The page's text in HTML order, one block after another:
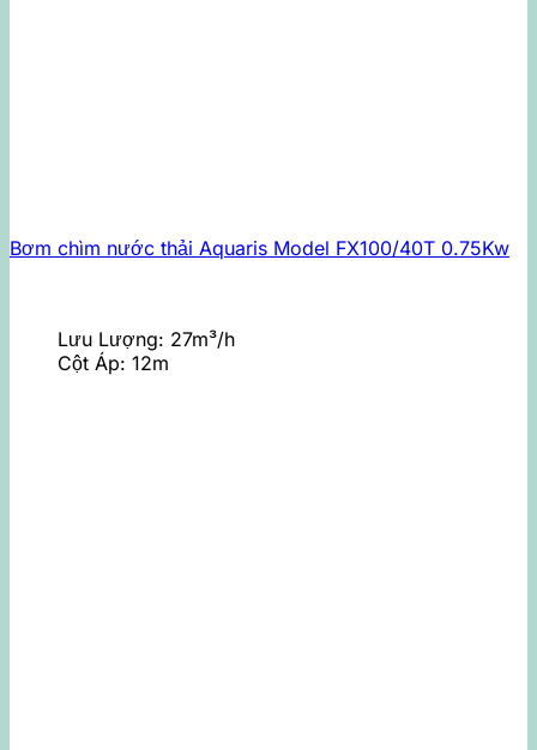
Bơm chìm nước thải Aquaris Model FX100/40T 0.75Kw
Lưu Lượng: 27m³/h
Cột Áp: 12m